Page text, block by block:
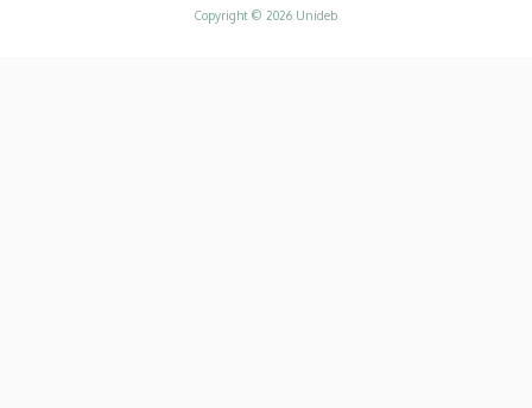
Copyright © 2026 Unideb